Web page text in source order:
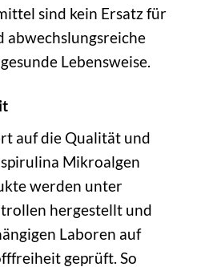
sind kein Ersatz für
abwechslungsreiche
Lebensweise.
auf die Qualität und
Mikroalgen
werden unter
hergestellt und
Laboren auf
geprüft. So